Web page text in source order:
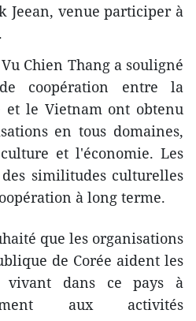
Jeean, venue participer à
Chien Thang a souligné
coopération entre la
et le Vietnam ont obtenu
en tous domaines,
et l'économie. Les
similitudes culturelles
à long terme.
que les organisations
de Corée aident les
vivant dans ce pays à
aux activités